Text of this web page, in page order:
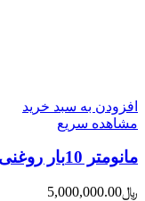
افزودن به سبد خرید
مشاهده سریع
مانومتر 10بار روغنی تابلویی صفحه 6سانت
﷼5,000,000.00